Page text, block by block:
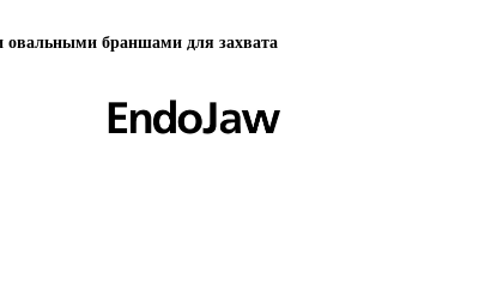
овальными браншами для захвата